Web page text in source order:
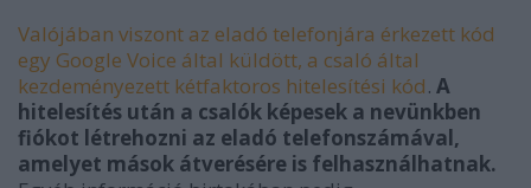
Valójában viszont az eladó telefonjára érkezett kód
egy Google Voice által küldött, a csaló által
kezdeményezett kétfaktoros hitelesítési kód. A
hitelesítés után a csalók képesek a nevünkben
fiókot létrehozni az eladó telefonszámával,
amelyet mások átverésére is felhasználhatnak.